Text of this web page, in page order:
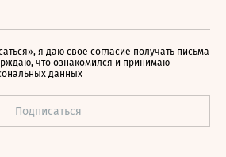
я даю свое согласие получать письма
что ознакомился и принимаю
данных